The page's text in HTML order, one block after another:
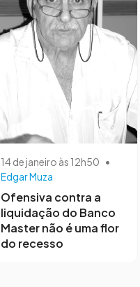
14 de janeiro às 12h50 •
Edgar Muza
Ofensiva contra a
liquidação do Banco
Master não é uma flor
do recesso